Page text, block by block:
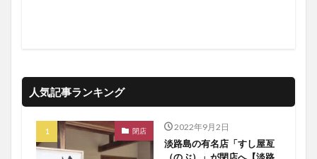
人気記事ランキング
閉店 2022年9月2日
淡路島の有名店「すし屋亙